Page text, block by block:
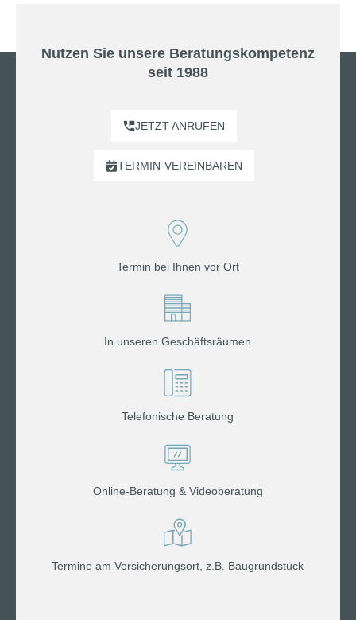
Nutzen Sie unsere Beratungskompetenz
seit 1988
JETZT ANRUFEN
TERMIN VEREINBAREN
Termin bei Ihnen vor Ort
In unseren Geschäftsräumen
Telefonische Beratung
Online-Beratung & Videoberatung
Termine am Versicherungsort, z.B. Baugrundstück